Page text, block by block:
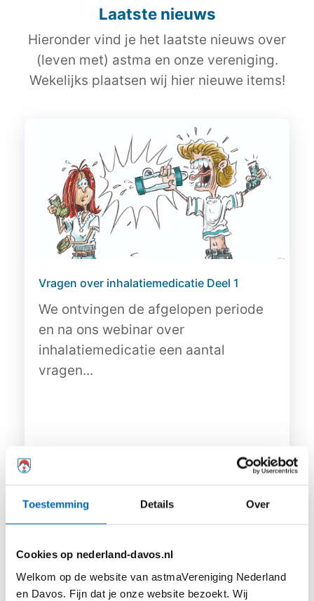
Toestemming Details Over
Cookies op nederland-davos.nl
Welkom op de website van astmaVereniging Nederland
en Davos. Fijn dat je onze website bezoekt. Wij
Laatste nieuws
Hieronder vind je het laatste nieuws over
(leven met) astma en onze vereniging.
Wekelijks plaatsen wij hier nieuwe items!
Vragen over inhalatiemedicatie Deel 1
We ontvingen de afgelopen periode
en na ons webinar over
inhalatiemedicatie een aantal
vragen...